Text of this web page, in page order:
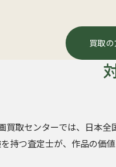
買取
買取センターでは、日本全
持つ査定士が、作品の価